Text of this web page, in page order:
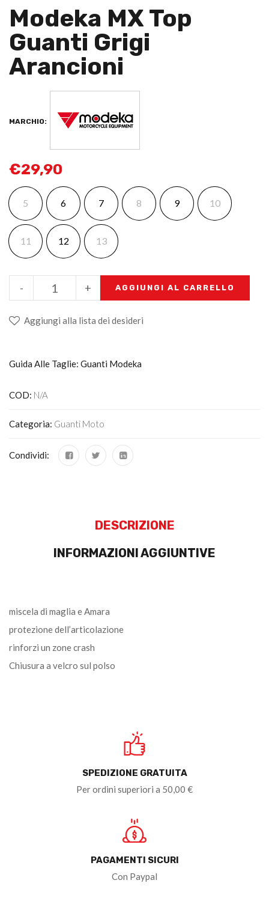
Modeka MX Top
Guanti Grigi
Arancioni
MARCHIO:
€29,90
5 6 7 8 9 10
11 12 13
+
- AGGIUNGI AL CARRELLO
Aggiungi alla lista dei desideri
Guida Alle Taglie: Guanti Modeka
COD: N/A
Categoria: Guanti Moto
Condividi:
DESCRIZIONE
INFORMAZIONI AGGIUNTIVE
miscela di maglia e Amara
protezione dell’articolazione
rinforzi un zone crash
Chiusura a velcro sul polso
SPEDIZIONE GRATUITA
Per ordini superiori a 50,00 €
PAGAMENTI SICURI
Con Paypal